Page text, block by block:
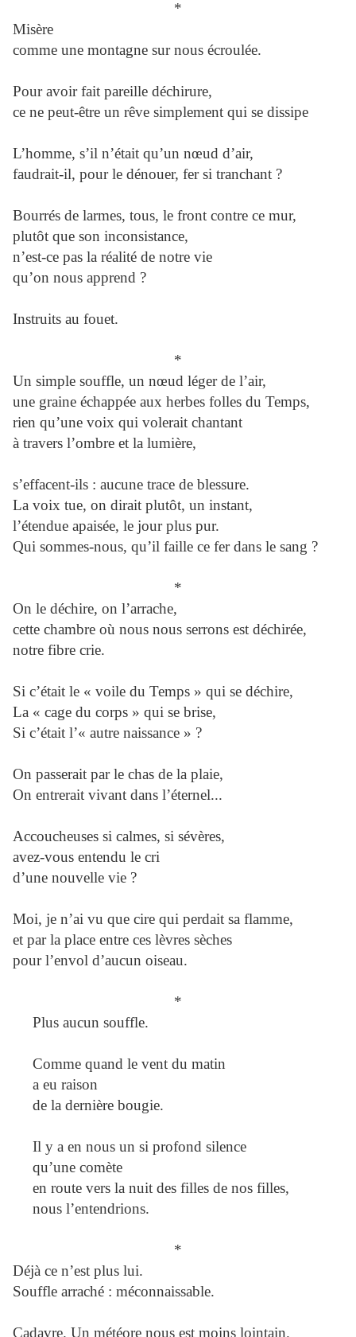
*
Misère
comme une montagne sur nous écroulée.
Pour avoir fait pareille déchirure,
ce ne peut-être un rêve simplement qui se dissipe
L’homme, s’il n’était qu’un nœud d’air,
faudrait-il, pour le dénouer, fer si tranchant ?
Bourrés de larmes, tous, le front contre ce mur,
plutôt que son inconsistance,
n’est-ce pas la réalité de notre vie
qu’on nous apprend ?
Instruits au fouet.
*
Un simple souffle, un nœud léger de l’air,
une graine échappée aux herbes folles du Temps,
rien qu’une voix qui volerait chantant
à travers l’ombre et la lumière,
s’effacent-ils : aucune trace de blessure.
La voix tue, on dirait plutôt, un instant,
l’étendue apaisée, le jour plus pur.
Qui sommes-nous, qu’il faille ce fer dans le sang ?
*
On le déchire, on l’arrache,
cette chambre où nous nous serrons est déchirée,
notre fibre crie.
Si c’était le « voile du Temps » qui se déchire,
La « cage du corps » qui se brise,
Si c’était l’« autre naissance » ?
On passerait par le chas de la plaie,
On entrerait vivant dans l’éternel...
Accoucheuses si calmes, si sévères,
avez-vous entendu le cri
d’une nouvelle vie ?
Moi, je n’ai vu que cire qui perdait sa flamme,
et par la place entre ces lèvres sèches
pour l’envol d’aucun oiseau.
*
Plus aucun souffle.
Comme quand le vent du matin
a eu raison
de la dernière bougie.
Il y a en nous un si profond silence
qu’une comète
en route vers la nuit des filles de nos filles,
nous l’entendrions.
*
Déjà ce n’est plus lui.
Souffle arraché : méconnaissable.
Cadavre. Un météore nous est moins lointain.